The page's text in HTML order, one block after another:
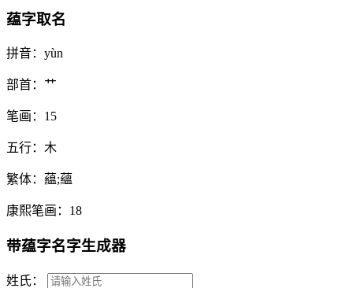
蕴字取名
拼音： yùn
部首： 艹
笔画： 15
五行： 木
繁体： 藴;蘊
康熙笔画： 18
带蕴字名字生成器
姓氏：